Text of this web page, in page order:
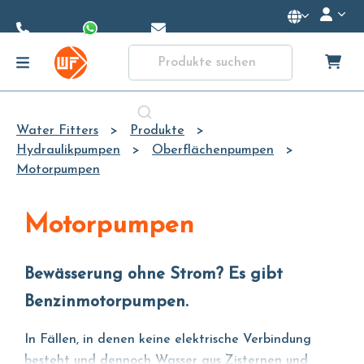
Content
Water Fitters
Produkte
Hydraulikpumpen
Oberflächenpumpen
Motorpumpen
Motorpumpen
Bewässerung ohne Strom? Es gibt
Benzinmotorpumpen.
In Fällen, in denen keine elektrische Verbindung
besteht und dennoch Wasser aus Zisternen und